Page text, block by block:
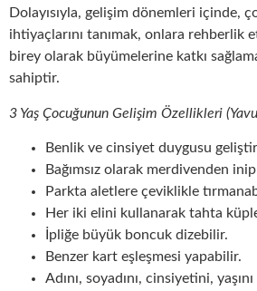
Dolayısıyla, gelişim dönemleri içinde,
ihtiyaçlarını tanımak, onlara rehberlik
birey olarak büyümelerine katkı
sahiptir.
3 Yaş Çocuğunun Gelişim Özellikleri
Benlik ve cinsiyet duygusu
Bağımsız olarak merdivenden
Parkta aletlere çeviklikle
Her iki elini kullanarak tahta
İpliğe büyük boncuk dizebilir.
Benzer kart eşleşmesi yapabilir.
Adını, soyadını, cinsiyetini,